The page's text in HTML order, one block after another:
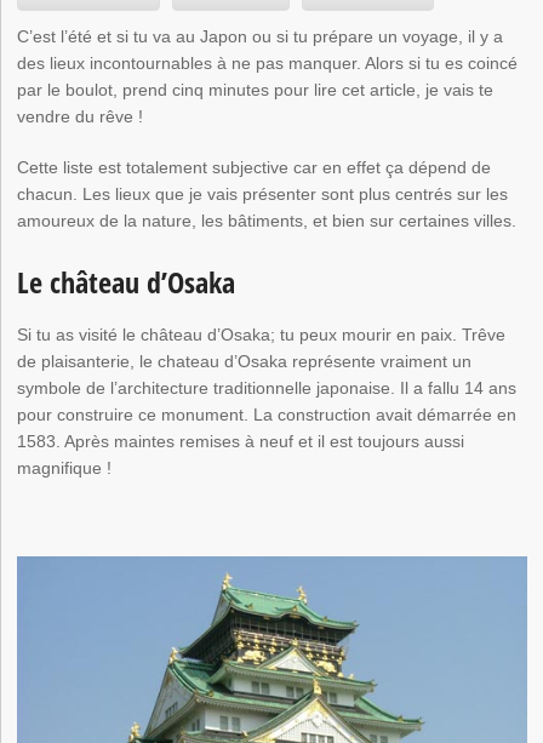
C’est l’été et si tu va au Japon ou si tu prépare un voyage, il y a
des lieux incontournables à ne pas manquer. Alors si tu es coincé
par le boulot, prend cinq minutes pour lire cet article, je vais te
vendre du rêve !
Cette liste est totalement subjective car en effet ça dépend de
chacun. Les lieux que je vais présenter sont plus centrés sur les
amoureux de la nature, les bâtiments, et bien sur certaines villes.
Le château d’Osaka
Si tu as visité le château d’Osaka; tu peux mourir en paix. Trêve
de plaisanterie, le chateau d’Osaka représente vraiment un
symbole de l’architecture traditionnelle japonaise. Il a fallu 14 ans
pour construire ce monument. La construction avait démarrée en
1583. Après maintes remises à neuf et il est toujours aussi
magnifique !